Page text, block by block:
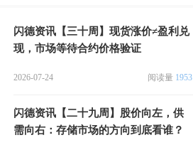
闪德资讯【三十周】现货涨价≠盈利兑
现，市场等待合约价格验证
2026-07-24 阅读量 1953
闪德资讯【二十九周】股价向左，供
需向右：存储市场的方向到底看谁？